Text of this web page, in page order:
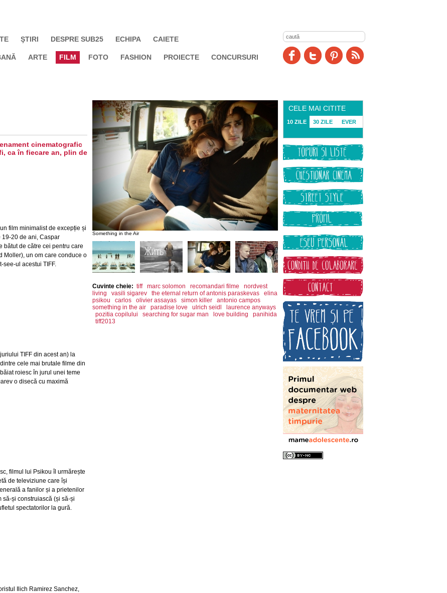
ŞTIRI DESPRE SUB25 ECHIPA CAIETE
ARTE FILM FOTO FASHION PROIECTE CONCURSURI
cinematografic
ca în fiecare an, plin de
film minimalist de excepție și
20 de ani, Caspar
bătut de către cei pentru care
Moller), un om care conduce o
see-ul acestui TIFF.
TIFF din acest an) la
cele mai brutale filme din
roiesc în jurul unei teme
o disecă cu maximă
filmul lui Psikou îl urmărește
de televiziune care își
a fanilor și a prietenilor
să-și construiască (și să-și
spectatorilor la gură.
Ilich Ramirez Sanchez,
Something in the Air
Cuvinte cheie: tiff marc solomon recomandari filme
nordvest
living
vasili sigarev the eternal return of antonis paraskevas
elina
psikou
carlos olivier assayas simon killer
antonio campos
something in the air
paradise love ulrich seidl
laurence anyways
pozitia copilului
searching for sugar man love building
panihida
tiff2013
CELE MAI CITITE
10 ZILE 30 ZILE EVER